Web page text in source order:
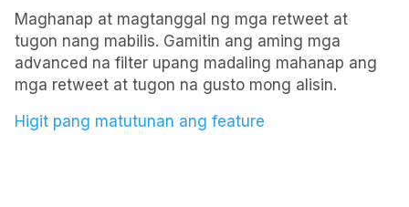
Maghanap at magtanggal ng mga retweet at
tugon nang mabilis. Gamitin ang aming mga
advanced na filter upang madaling mahanap ang
mga retweet at tugon na gusto mong alisin.
Higit pang matutunan ang feature